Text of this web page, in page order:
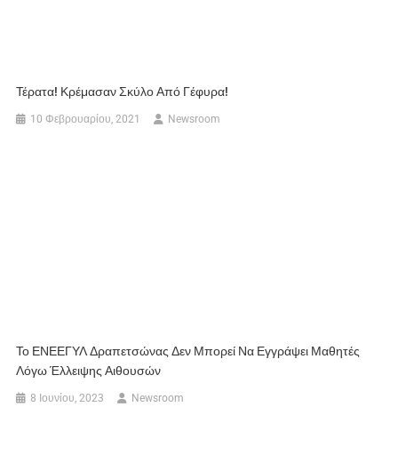
Τέρατα! Κρέμασαν Σκύλο Από Γέφυρα!
10 Φεβρουαρίου, 2021 Newsroom
Το ΕΝΕΕΓΥΛ Δραπετσώνας Δεν Μπορεί Να Εγγράψει Μαθητές
Λόγω Έλλειψης Αιθουσών
8 Ιουνίου, 2023 Newsroom